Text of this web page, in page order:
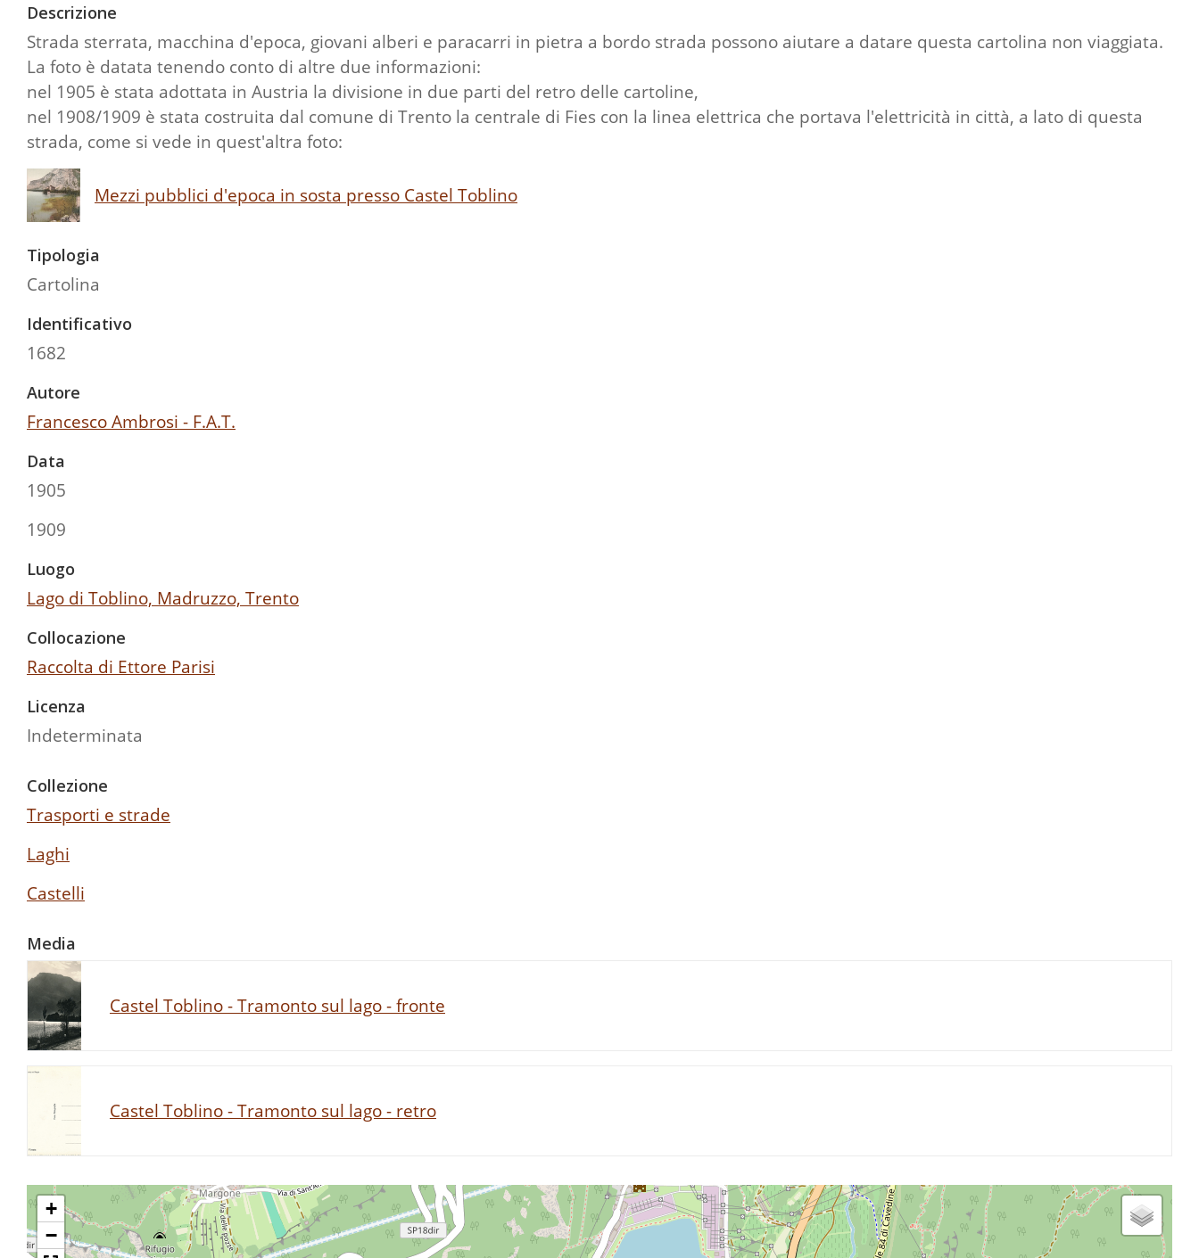
Descrizione
Strada sterrata, macchina d'epoca, giovani alberi e paracarri in pietra a bordo strada possono aiutare a datare questa cartolina non viaggiata.
La foto è datata tenendo conto di altre due informazioni:
nel 1905 è stata adottata in Austria la divisione in due parti del retro delle cartoline,
nel 1908/1909 è stata costruita dal comune di Trento la centrale di Fies con la linea elettrica che portava l'elettricità in città, a lato di questa
strada, come si vede in quest'altra foto:
Mezzi pubblici d'epoca in sosta presso Castel Toblino
Tipologia
Cartolina
Identificativo
1682
Autore
Francesco Ambrosi - F.A.T.
Data
1905
1909
Luogo
Lago di Toblino, Madruzzo, Trento
Collocazione
Raccolta di Ettore Parisi
Licenza
Indeterminata
Collezione
Trasporti e strade
Laghi
Castelli
Media
Castel Toblino - Tramonto sul lago - fronte
Castel Toblino - Tramonto sul lago - retro
+
−